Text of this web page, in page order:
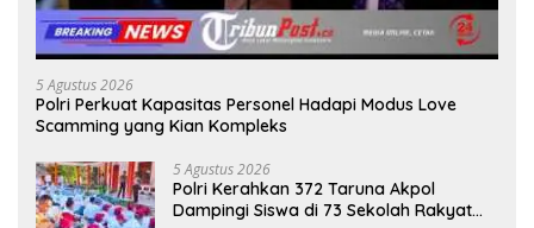
5 Agustus 2026
Polri Perkuat Kapasitas Personel Hadapi Modus Love
Scamming yang Kian Kompleks
5 Agustus 2026
Polri Kerahkan 372 Taruna Akpol
Dampingi Siswa di 73 Sekolah Rakyat